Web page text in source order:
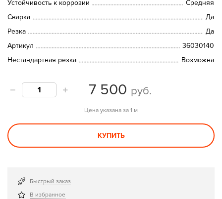
Устойчивость к коррозии
Средняя
Сварка
Да
Резка
Да
Артикул
36030140
Нестандартная резка
Возможна
7 500 руб.
Цена указана за 1 м
КУПИТЬ
Быстрый заказ
В избранное